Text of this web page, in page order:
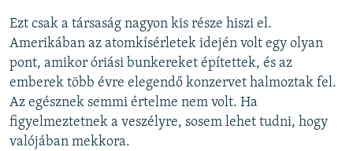
Ezt csak a társaság nagyon kis része hiszi el.
Amerikában az atomkísérletek idején volt egy olyan
pont, amikor óriási bunkereket építettek, és az
emberek több évre elegendő konzervet halmoztak fel.
Az egésznek semmi értelme nem volt. Ha
figyelmeztetnek a veszélyre, sosem lehet tudni, hogy
valójában mekkora.